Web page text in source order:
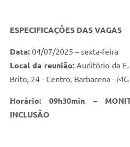
ESPECIFICAÇÕES DAS VAGAS
Data: 04/07/2025 – sexta-feira
Local da reunião:Auditório da
Brito, 24 - Centro, Barbacena - MG
Horário: 09h30min –
INCLUSÃO